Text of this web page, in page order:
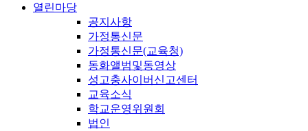
열린마당
공지사항
가정통신문
가정통신문(교육청)
동화앨범및동영상
성고충사이버신고센터
교육소식
학교운영위원회
법인